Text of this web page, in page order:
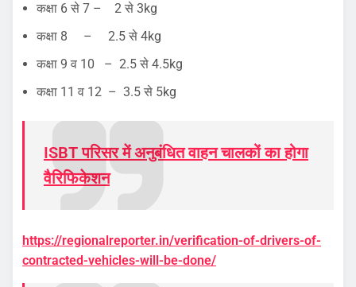
कक्षा 6 से 7 – 2 से 3kg
कक्षा 8 – 2.5 से 4kg
कक्षा 9 व 10 – 2.5 से 4.5kg
कक्षा 11 व 12 – 3.5 से 5kg
ISBT परिसर में अनुबंधित वाहन चालकों का होगा
वैरिफिकेशन
https://regionalreporter.in/verification-of-drivers-of-
contracted-vehicles-will-be-done/